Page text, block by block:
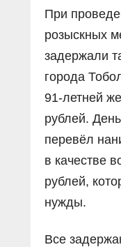
При
розыскных
задержали
города
91-летней
рублей.
перевёл
в качестве
рублей,
нужды.
Все